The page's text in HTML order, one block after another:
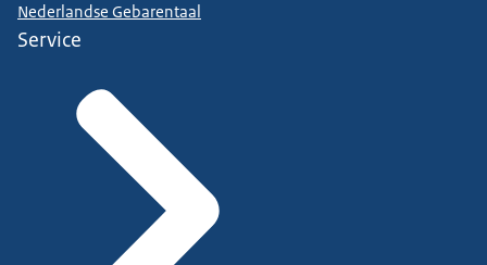
Nederlandse Gebarentaal
Service